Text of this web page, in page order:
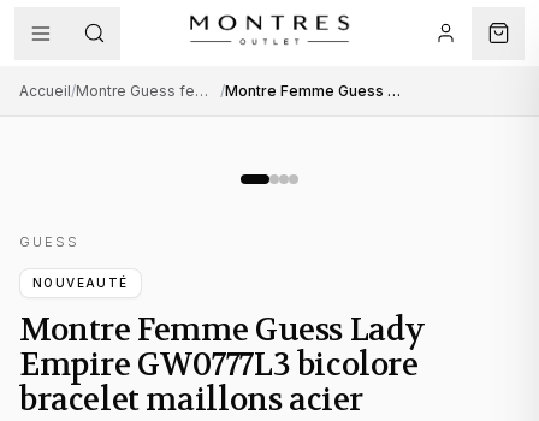
Accueil/ Montre Guess femme / Montre Femme Guess Lady Empire GW0777L3 bicolore bracelet maillons acier
GUESS
NOUVEAUTÉ
Montre Femme Guess Lady
Empire GW0777L3 bicolore
bracelet maillons acier